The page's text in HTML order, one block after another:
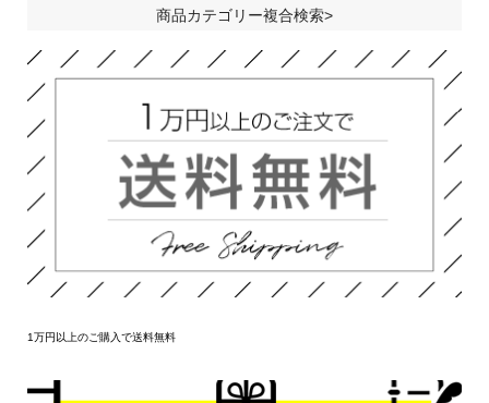
商品カテゴリー複合検索>
1万円以上のご購入で送料無料